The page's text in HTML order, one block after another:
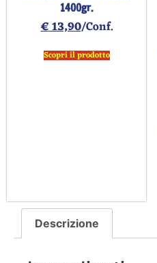
1400gr.
€13,90/Conf.
Scopri il prodotto
Descrizione